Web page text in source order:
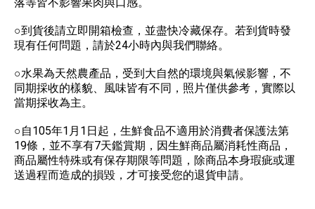
○到貨後請立即開箱檢查，並盡快冷藏保存。若到貨時發
現有任何問題，請於24小時內與我們聯絡。
○水果為天然農產品，受到大自然的環境與氣候影響，不
同期採收的樣貌、風味皆有不同，照片僅供參考，實際以
當期採收為主。
○自105年1月1日起，生鮮食品不適用於消費者保護法第
19條，並不享有7天鑑賞期，因生鮮商品屬消耗性商品，
商品屬性特殊或有保存期限等問題，除商品本身瑕疵或運
送過程而造成的損毀，才可接受您的退貨申請。